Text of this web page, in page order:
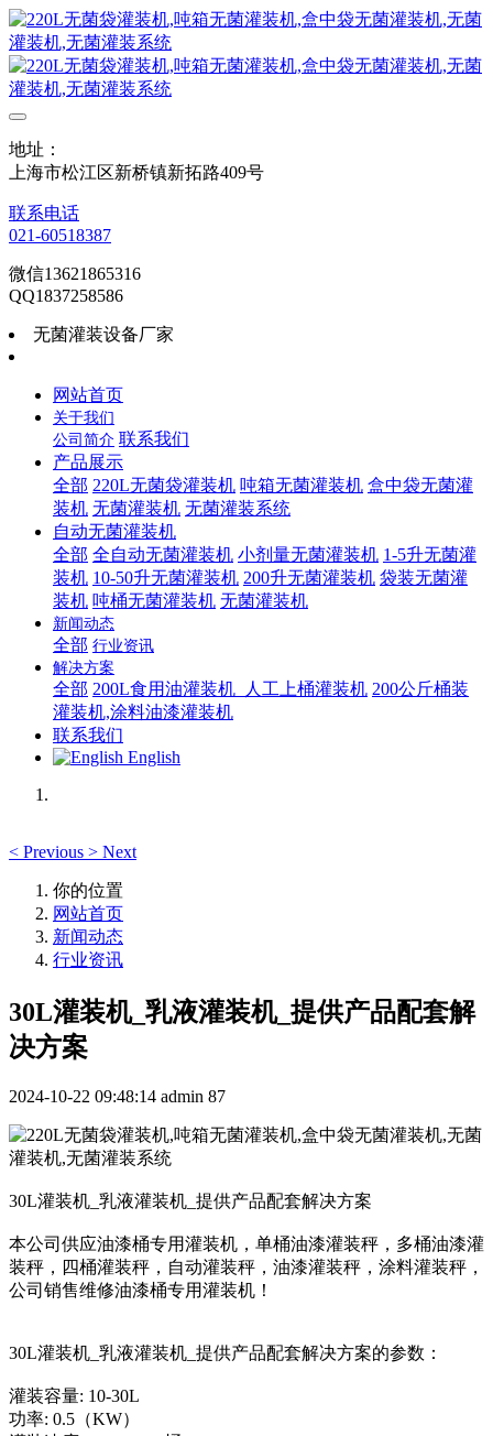
地址：
上海市松江区新桥镇新拓路409号
联系电话
021-60518387
微信13621865316
QQ1837258586
无菌灌装设备厂家
网站首页
关于我们
公司简介 联系我们
产品展示
全部 220L无菌袋灌装机 吨箱无菌灌装机 盒中袋无菌灌
装机 无菌灌装机 无菌灌装系统
自动无菌灌装机
全部 全自动无菌灌装机 小剂量无菌灌装机 1-5升无菌灌
装机 10-50升无菌灌装机 200升无菌灌装机 袋装无菌灌
装机 吨桶无菌灌装机 无菌灌装机
新闻动态
全部 行业资讯
解决方案
全部 200L食用油灌装机_人工上桶灌装机 200公斤桶装
灌装机,涂料油漆灌装机
联系我们
English
< Previous > Next
你的位置
网站首页
新闻动态
行业资讯
30L灌装机_乳液灌装机_提供产品配套解
决方案
2024-10-22 09:48:14 admin 87
30L灌装机_乳液灌装机_提供产品配套解决方案
本公司供应油漆桶专用灌装机，单桶油漆灌装秤，多桶油漆灌
装秤，四桶灌装秤，自动灌装秤，油漆灌装秤，涂料灌装秤，
公司销售维修油漆桶专用灌装机！
30L灌装机_乳液灌装机_提供产品配套解决方案的参数：
灌装容量: 10-30L
功率: 0.5（KW）